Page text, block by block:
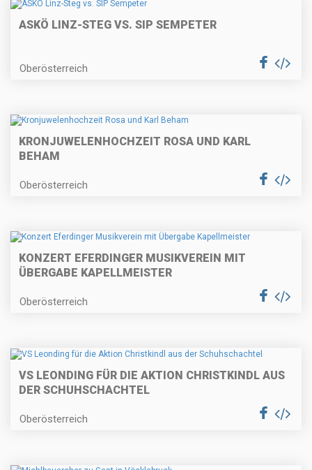
ASKÖ LINZ-STEG VS. SIP SEMPETER
Oberösterreich
KRONJUWELENHOCHZEIT ROSA UND KARL
BEHAM
Oberösterreich
KONZERT EFERDINGER MUSIKVEREIN MIT
ÜBERGABE KAPELLMEISTER
Oberösterreich
VS LEONDING FÜR DIE AKTION CHRISTKINDL AUS
DER SCHUHSCHACHTEL
Oberösterreich